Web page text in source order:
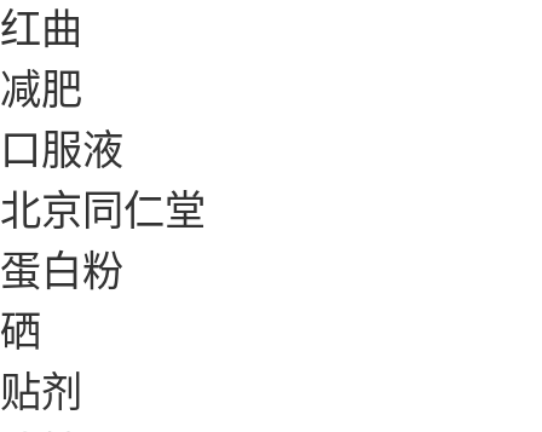
红曲
减肥
口服液
北京同仁堂
蛋白粉
硒
贴剂